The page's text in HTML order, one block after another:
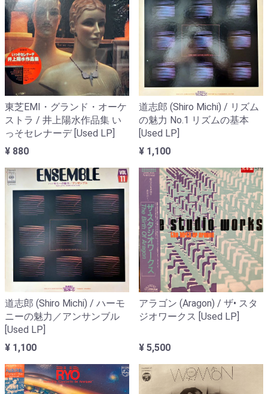
東芝EMI・グランド・オーケ
ストラ / 井上陽水作品集 い
っそセレナーデ [Used LP]
¥ 880
道志郎 (Shiro Michi) / リズム
の魅力 No.1 リズムの基本
[Used LP]
¥ 1,100
道志郎 (Shiro Michi) / ハーモ
ニーの魅力／アンサンブル
[Used LP]
¥ 1,100
アラゴン (Aragon) / ザ• スタ
ジオワークス [Used LP]
¥ 5,500